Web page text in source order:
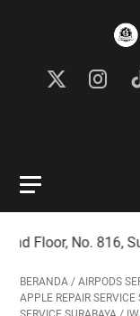
816, Surabaya City
BERANDA / AIRPODS
APPLE REPAIR SERVICE